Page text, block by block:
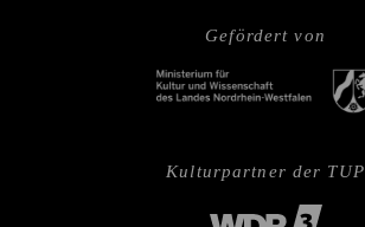
Gefördert von
Kulturpartner der TUP